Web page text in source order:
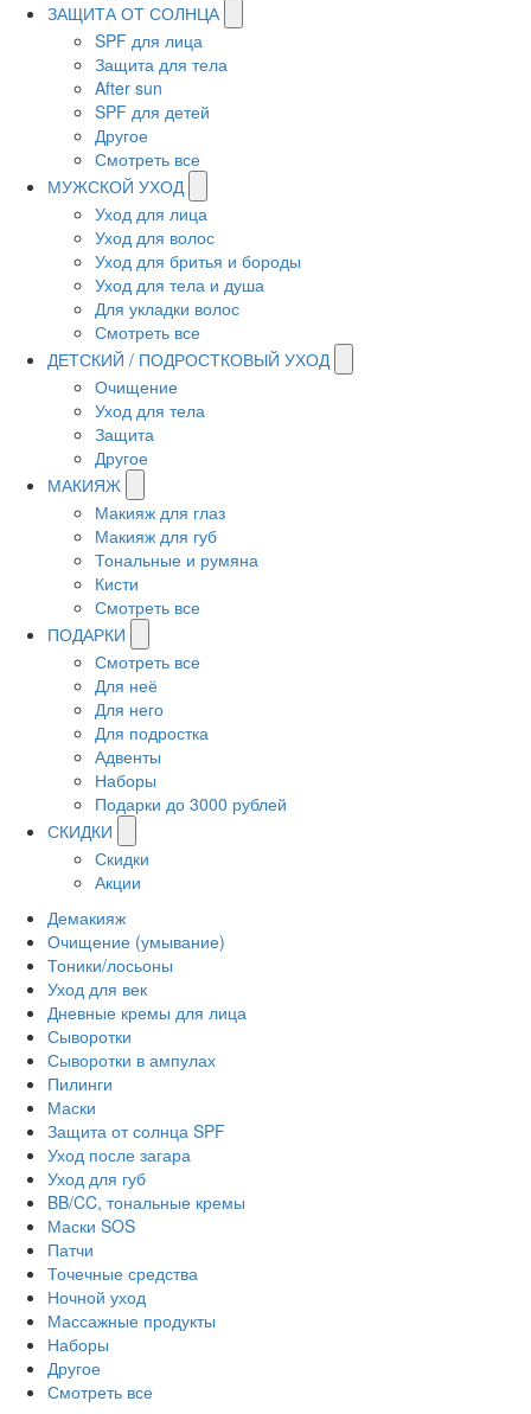
ЗАЩИТА ОТ СОЛНЦА
SPF для лица
Защита для тела
After sun
SPF для детей
Другое
Смотреть все
МУЖСКОЙ УХОД
Уход для лица
Уход для волос
Уход для бритья и бороды
Уход для тела и душа
Для укладки волос
Смотреть все
ДЕТСКИЙ / ПОДРОСТКОВЫЙ УХОД
Очищение
Уход для тела
Защита
Другое
МАКИЯЖ
Макияж для глаз
Макияж для губ
Тональные и румяна
Кисти
Смотреть все
ПОДАРКИ
Смотреть все
Для неё
Для него
Для подростка
Адвенты
Наборы
Подарки до 3000 рублей
СКИДКИ
Скидки
Акции
Демакияж
Очищение (умывание)
Тоники/лосьоны
Уход для век
Дневные кремы для лица
Сыворотки
Сыворотки в ампулах
Пилинги
Маски
Защита от солнца SPF
Уход после загара
Уход для губ
BB/CC, тональные кремы
Маски SOS
Патчи
Точечные средства
Ночной уход
Массажные продукты
Наборы
Другое
Смотреть все